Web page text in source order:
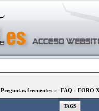
Preguntas frecuentes » FAQ - FORO
TAGS